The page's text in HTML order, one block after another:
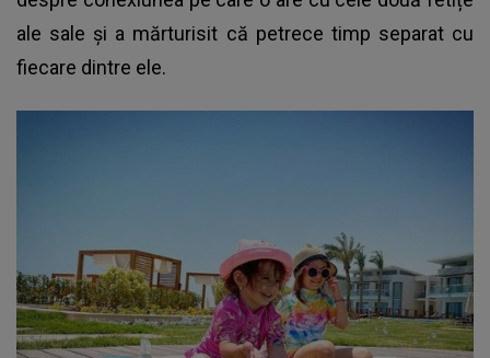
ale sale și a mărturisit că petrece timp separat cu
fiecare dintre ele.